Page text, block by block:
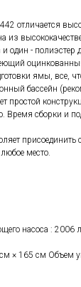
отличается
один - полиэстер
ямы, все,
бассейн
простой
Время сборки и
присоединить
место.
насоса : 2006
× 165 см Объем